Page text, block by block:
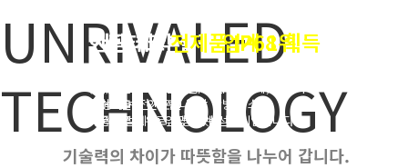
시공 계약 실적업계 1위
(주)한진테크는 제조에서 시공, 설계, 제안까지
가능하며 전기온돌 바닥 난방 시스템
계약실적 1위로 난방업계 선두기업입니다.
한진테크전제품 IP68 획득
(주)한진테크는 검증된 사실과
특허기술로 인증합니다.
제품 개발에 늘 앞장서겠습니다.
UNRIVALED
TECHNOLOGY
기술력의 차이가 따뜻함을 나누어 갑니다.